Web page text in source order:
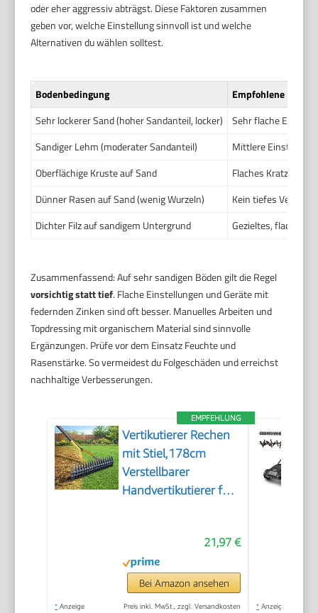
oder eher aggressiv abträgst. Diese Faktoren zusammen
geben vor, welche Einstellung sinnvoll ist und welche
Alternativen du wählen solltest.
Bodenbedingung
Empfohlene
Sehr lockerer Sand (hoher Sandanteil, locker)
Sehr flache
Sandiger Lehm (moderater Sandanteil)
Mittlere Einstellung
Oberflächige Kruste auf Sand
Flaches Kratzen
Dünner Rasen auf Sand (wenig Wurzeln)
Kein tiefes
Dichter Filz auf sandigem Untergrund
Gezieltes, flaches
Zusammenfassend: Auf sehr sandigen Böden gilt die Regel
vorsichtig statt tief. Flache Einstellungen und Geräte mit
federnden Zinken sind oft besser. Manuelles Arbeiten und
Topdressing mit organischem Material sind sinnvolle
Ergänzungen. Prüfe vor dem Einsatz Feuchte und
Rasenstärke. So vermeidest du Folgeschäden und erreichst
nachhaltige Verbesserungen.
EMPFEHLUNG
Vertikutierer Rechen
mit Stiel,178cm
Verstellbarer
Handvertikutierer für
und Hof, 38cm breiter
Schneidrechen zur
Entfernung von
Rasenfilz, Moos und
21,97 €
Bei Amazon ansehen
* Anzeige Preis inkl. MwSt., zzgl. Versandkosten * Anzeige